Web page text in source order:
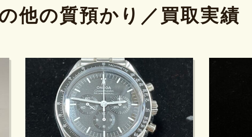
他の質預かり／買取実績